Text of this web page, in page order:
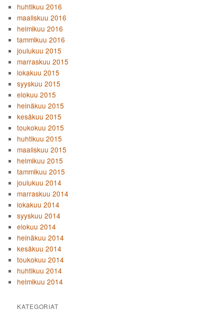
huhtikuu 2016
maaliskuu 2016
helmikuu 2016
tammikuu 2016
joulukuu 2015
marraskuu 2015
lokakuu 2015
syyskuu 2015
elokuu 2015
heinäkuu 2015
kesäkuu 2015
toukokuu 2015
huhtikuu 2015
maaliskuu 2015
helmikuu 2015
tammikuu 2015
joulukuu 2014
marraskuu 2014
lokakuu 2014
syyskuu 2014
elokuu 2014
heinäkuu 2014
kesäkuu 2014
toukokuu 2014
huhtikuu 2014
helmikuu 2014
KATEGORIAT